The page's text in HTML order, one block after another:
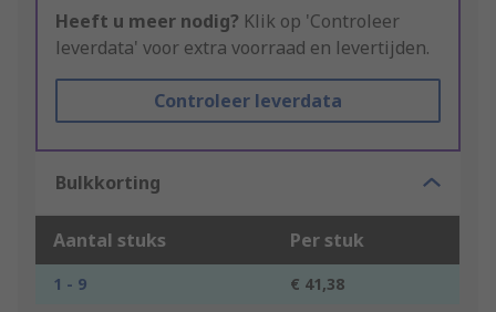
Heeft u meer nodig? Klik op 'Controleer
leverdata' voor extra voorraad en levertijden.
Controleer leverdata
Bulkkorting
Aantal stuks Per stuk
1 - 9
€ 41,38